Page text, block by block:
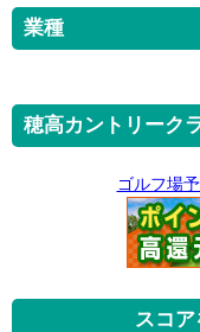
業種
穂高カントリーク
ゴルフ場
スコア